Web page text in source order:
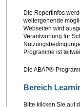
Die Reportinfos
weitergehende
Webseiten wird
Verantwortung für
Programme ist
Die ABAP®-
Bereich
Bitte klicken Sie auf